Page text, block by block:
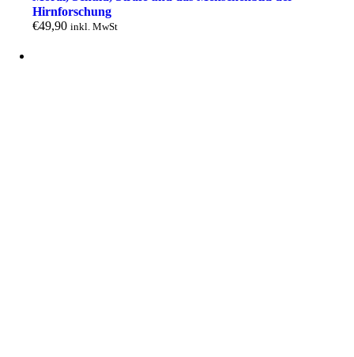
Hirnforschung
€49,90 inkl. MwSt